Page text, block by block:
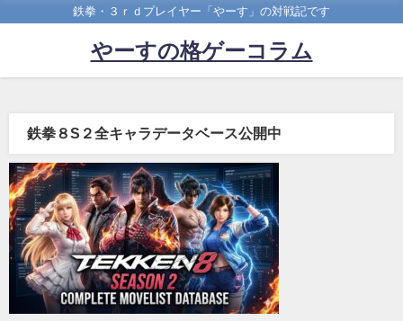
鉄拳・３ｒｄプレイヤー「やーす」の対戦記です
やーすの格ゲーコラム
鉄拳８S２全キャラデータベース公開中